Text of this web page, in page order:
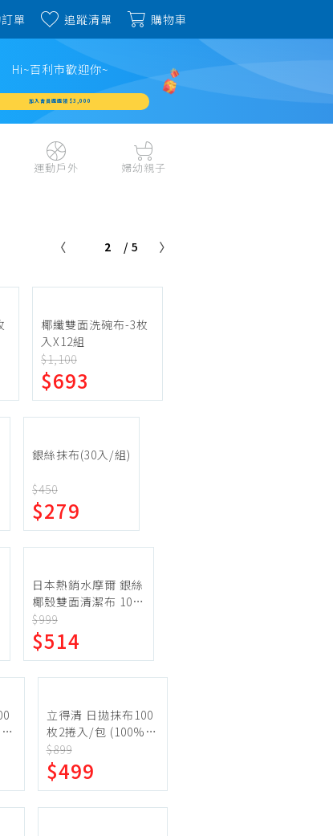
單 追蹤清單 購物車
Hi~百利市歡迎你~
加入會員週週領 $3,000
運動戶外
旅行用品、行李箱、
身、運動器材
自行車、電動車系列
機車專區
機車部品百貨
車百貨
婦幼親子
書包、兒童生活用品
教具、童書、美勞
2 / 5
椰纖雙面洗碗布-3枚
入X12組
$1,100
$693
銀絲抹布(30入/組)
$450
$279
日本熱銷水摩爾 銀絲
椰殼雙面清潔布 10入
組
$999
$514
立得清 日拋抹布100
枚2捲入/包 (100%嫘
縈)*3組
$899
$499